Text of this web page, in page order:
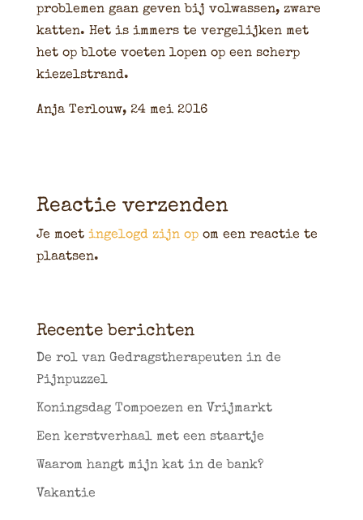
problemen gaan geven bij volwassen, zware
katten. Het is immers te vergelijken met
het op blote voeten lopen op een scherp
kiezelstrand.
Anja Terlouw, 24 mei 2016
Reactie verzenden
Je moet ingelogd zijn opom een reactie te
plaatsen.
Recente berichten
De rol van Gedragstherapeuten in de
Pijnpuzzel
Koningsdag Tompoezen en Vrijmarkt
Een kerstverhaal met een staartje
Waarom hangt mijn kat in de bank?
Vakantie